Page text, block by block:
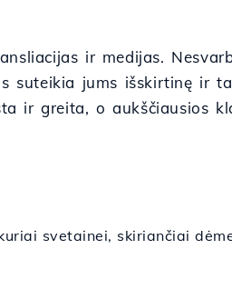
ir medijas.
suteikia jums išskirtinę ir
ir greita, o aukščiausios
svetainei, skiriančiai